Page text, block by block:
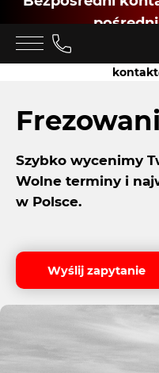
Dołącz
Szybko wycenimy
Wolne terminy i
w Polsce.
Wyślij zapytanie